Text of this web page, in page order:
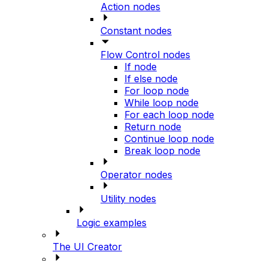
Action nodes
Constant nodes
Flow Control nodes
If node
If else node
For loop node
While loop node
For each loop node
Return node
Continue loop node
Break loop node
Operator nodes
Utility nodes
Logic examples
The UI Creator